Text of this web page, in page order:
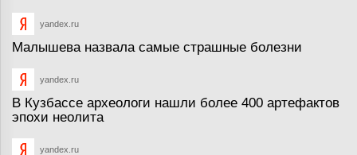
yandex.ru
Малышева назвала самые страшные болезни
yandex.ru
В Кузбассе археологи нашли более 400 артефактов
эпохи неолита
yandex.ru